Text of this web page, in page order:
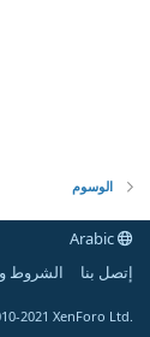
الوسوم
إتصل بنا
الشروط
2021 XenForo Ltd.